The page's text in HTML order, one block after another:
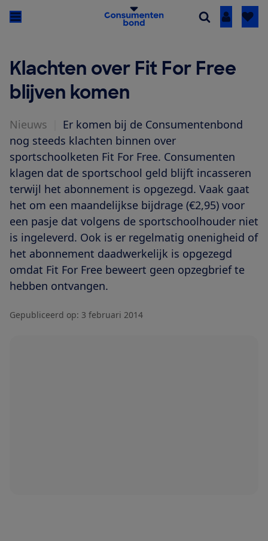
Inloggen
Klachten over Fit For Free
blijven komen
Nieuws
Er komen bij de Consumentenbond
nog steeds klachten binnen over
sportschoolketen Fit For Free. Consumenten
klagen dat de sportschool geld blijft incasseren
terwijl het abonnement is opgezegd. Vaak gaat
het om een maandelijkse bijdrage (€2,95) voor
een pasje dat volgens de sportschoolhouder niet
is ingeleverd. Ook is er regelmatig onenigheid of
het abonnement daadwerkelijk is opgezegd
omdat Fit For Free beweert geen opzegbrief te
hebben ontvangen.
Gepubliceerd op: 3 februari 2014